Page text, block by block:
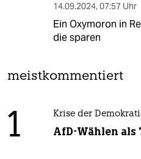
14.09.2024, 07:57 Uhr
Ein Oxymoron in
die sparen
meistkommentiert
1 Krise der
AfD-Wählen